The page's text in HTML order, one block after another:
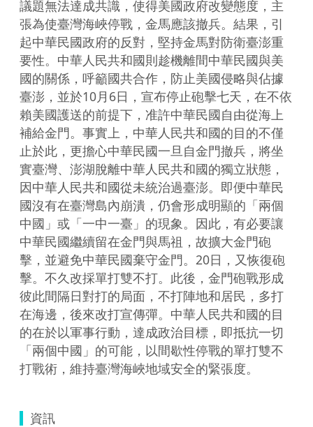
議題無法達成共識，使得美國政府改變態度，主
張為使臺灣海峽停戰，金馬應該撤兵。結果，引
起中華民國政府的反對，堅持金馬對防衛臺澎重
要性。中華人民共和國則趁機離間中華民國與美
國的關係，呼籲國共合作，防止美國侵略與佔據
臺澎，並於10月6日，宣布停止砲擊七天，在不依
賴美國護送的前提下，准許中華民國自由從海上
補給金門。事實上，中華人民共和國的目的不僅
止於此，更擔心中華民國一旦自金門撤兵，將坐
實臺灣、澎湖脫離中華人民共和國的獨立狀態，
因中華人民共和國從未統治過臺澎。即便中華民
國沒有在臺灣島內崩潰，仍會形成明顯的「兩個
中國」或「一中一臺」的現象。因此，有必要讓
中華民國繼續留在金門與馬祖，故擴大金門砲
擊，並避免中華民國棄守金門。20日，又恢復砲
擊。不久改採單打雙不打。此後，金門砲戰形成
彼此間隔日對打的局面，不打陣地和居民，多打
在海邊，後來改打宣傳彈。中華人民共和國的目
的在於以軍事行動，達成政治目標，即抵抗一切
「兩個中國」的可能，以間歇性停戰的單打雙不
打戰術，維持臺灣海峽地域安全的緊張度。
資訊